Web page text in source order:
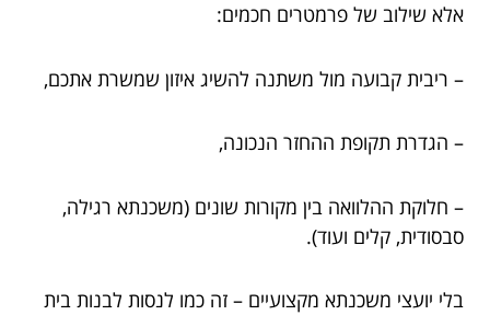
אלא שילוב של פרמטרים חכמים:
– ריבית קבועה מול משתנה להשיג איזון שמשרת אתכם,
– הגדרת תקופת ההחזר הנכונה,
– חלוקת ההלוואה בין מקורות שונים (משכנתא רגילה,
סבסודית, קלים ועוד).
בלי יועצי משכנתא מקצועיים – זה כמו לנסות לבנות בית